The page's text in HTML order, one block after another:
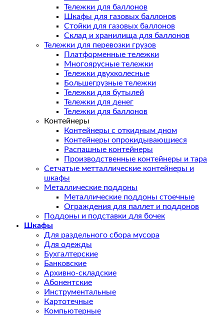
Тележки для баллонов
Шкафы для газовых баллонов
Стойки для газовых баллонов
Склад и хранилища для баллонов
Тележки для перевозки грузов
Платформенные тележки
Многоярусные тележки
Тележки двухколесные
Большегрузные тележки
Тележки для бутылей
Тележки для денег
Тележки для баллонов
Контейнеры
Контейнеры с откидным дном
Контейнеры опрокидывающиеся
Распашные контейнеры
Производственные контейнеры и тара
Сетчатые метталлические контейнеры и
шкафы
Металлические поддоны
Металлические поддоны стоечные
Ограждения для паллет и поддонов
Поддоны и подставки для бочек
Шкафы
Для раздельного сбора мусора
Для одежды
Бухгалтерские
Банковские
Архивно-складские
Абонентские
Инструментальные
Картотечные
Компьютерные